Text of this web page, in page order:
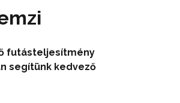
futásteljesítmény
segítünk kedvező